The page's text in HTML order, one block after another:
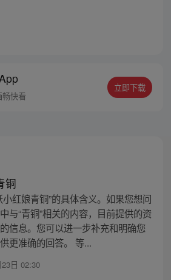
快看
立即下载
铜
红娘青铜”的具体含义。如果您想问
与“青铜”相关的内容，目前提供的资
信息。您可以进一步补充和明确您
更准确的回答。 等...
日 02:30